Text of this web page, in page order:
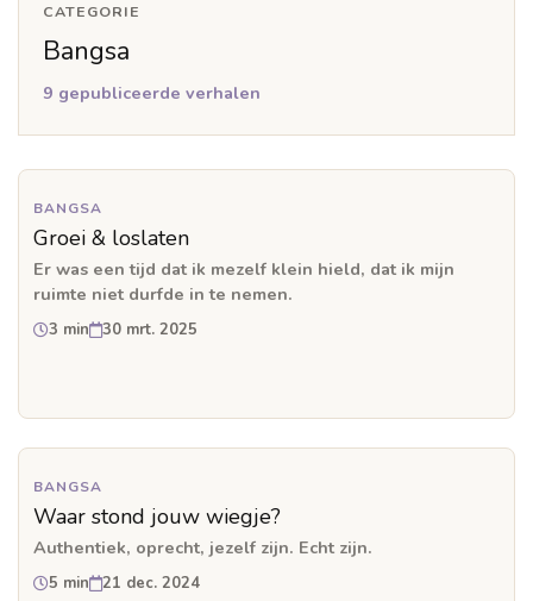
CATEGORIE
Bangsa
9 gepubliceerde verhalen
BANGSA
Groei & loslaten
Er was een tijd dat ik mezelf klein hield, dat ik mijn
ruimte niet durfde in te nemen.
3 min 30 mrt. 2025
BANGSA
Waar stond jouw wiegje?
Authentiek, oprecht, jezelf zijn. Echt zijn.
5 min 21 dec. 2024